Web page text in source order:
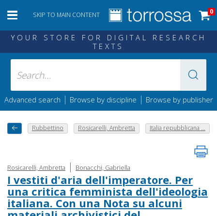
SKIP TO MAIN CONTENT 0
YOUR STORE FOR DIGITAL RESEARCH
TEXTS
Advanced search | Browse by discipline | Browse by publisher
Rubbettino Rosicarelli, Ambretta Italia repubblicana ...
Rosicarelli, Ambretta | Bonacchi, Gabriella
I vestiti d'aria dell'imperatore. Per
una critica femminista dell'ideologia
italiana. Con una Nota su alcuni